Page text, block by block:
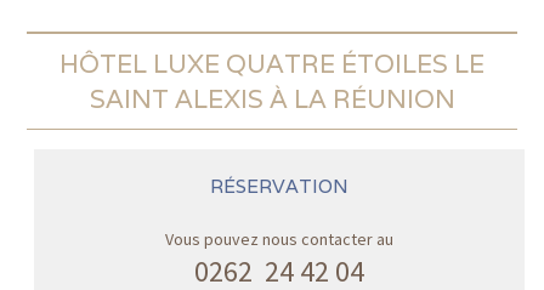
HÔTEL LUXE QUATRE ÉTOILES LE
SAINT ALEXIS À LA RÉUNION
RÉSERVATION
Vous pouvez nous contacter au
0262 24 42 04